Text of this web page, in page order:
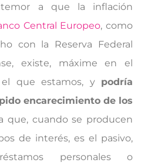
a que la inflación
Central Europeo, como
con la Reserva Federal
existe, máxime en el
que estamos, y podría
encarecimiento de los
que, cuando se producen
de interés, es el pasivo,
personales o